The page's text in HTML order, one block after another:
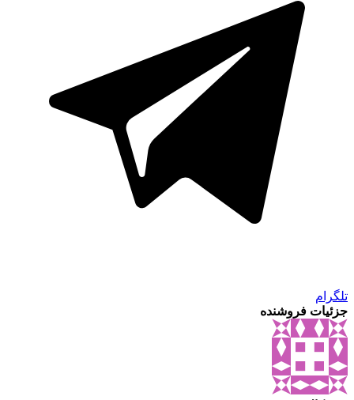
تلگرام
جزئیات فروشنده